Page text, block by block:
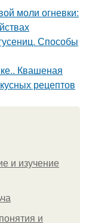
моли огневки:
Способы
Квашеная
рецептов
и изучение
и